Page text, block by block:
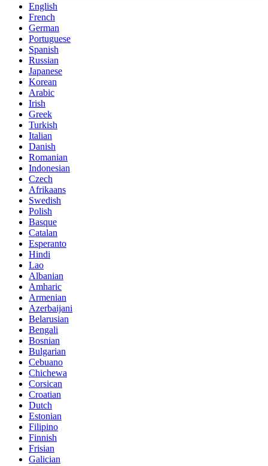
English
French
German
Portuguese
Spanish
Russian
Japanese
Korean
Arabic
Irish
Greek
Turkish
Italian
Danish
Romanian
Indonesian
Czech
Afrikaans
Swedish
Polish
Basque
Catalan
Esperanto
Hindi
Lao
Albanian
Amharic
Armenian
Azerbaijani
Belarusian
Bengali
Bosnian
Bulgarian
Cebuano
Chichewa
Corsican
Croatian
Dutch
Estonian
Filipino
Finnish
Frisian
Galician